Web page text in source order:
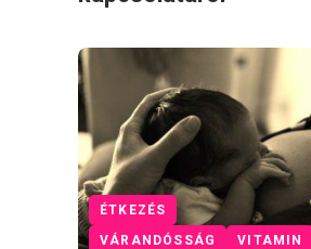
VÁRANDÓSSÁG VITAMIN
ÉTKEZÉS